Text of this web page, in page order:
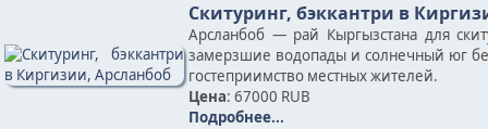
Скитуринг, бэккантри в
Арсланбоб — рай Кыргызстана для
замерзшие водопады и солнечный юг
гостеприимство местных жителей.
Цена: 67000 RUB
Подробнее...